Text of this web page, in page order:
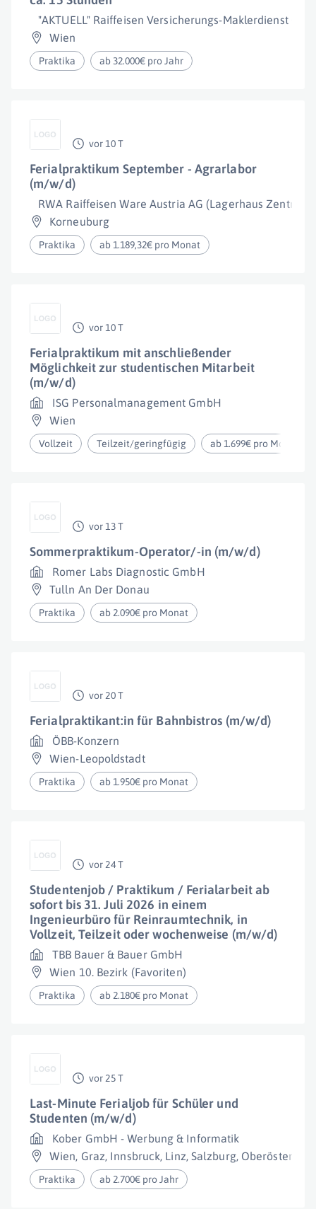
"AKTUELL" Raiffeisen Versicherungs-Maklerdienst
Wien
Praktika ab 32.000€ pro Jahr
vor 10 T
Ferialpraktikum September - Agrarlabor
(m/w/d)
RWA Raiffeisen Ware Austria AG (Lagerhaus Zentrale)
Korneuburg
Praktika ab 1.189,32€ pro Monat
vor 10 T
Ferialpraktikum mit anschließender
Möglichkeit zur studentischen Mitarbeit
(m/w/d)
ISG Personalmanagement GmbH
Wien
Vollzeit Teilzeit/geringfügig ab 1.699€ pro Monat
vor 13 T
Sommerpraktikum-Operator/-in (m/w/d)
Romer Labs Diagnostic GmbH
Tulln An Der Donau
Praktika ab 2.090€ pro Monat
vor 20 T
Ferialpraktikant:in für Bahnbistros (m/w/d)
ÖBB-Konzern
Wien-Leopoldstadt
Praktika ab 1.950€ pro Monat
vor 24 T
Studentenjob / Praktikum / Ferialarbeit ab
sofort bis 31. Juli 2026 in einem
Ingenieurbüro für Reinraumtechnik, in
Vollzeit, Teilzeit oder wochenweise (m/w/d)
TBB Bauer & Bauer GmbH
Wien 10. Bezirk (Favoriten)
Praktika ab 2.180€ pro Monat
vor 25 T
Last-Minute Ferialjob für Schüler und
Studenten (m/w/d)
Kober GmbH - Werbung & Informatik
Wien, Graz, Innsbruck, Linz, Salzburg,
Praktika ab 2.700€ pro Jahr